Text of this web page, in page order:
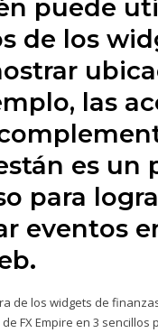
puede
de los
las
es un
para
eventos
de los widgets de
FX Empire en 3 sencillos